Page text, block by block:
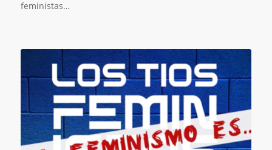
feministas…